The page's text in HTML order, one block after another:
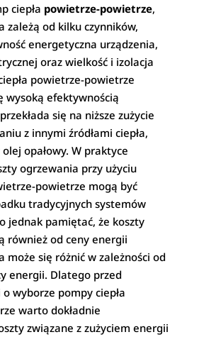
ciepła powietrze-powietrze,
zależą od kilku czynników,
energetyczna urządzenia,
oraz wielkość i izolacja
powietrze-powietrze
wysoką efektywnością
się na niższe zużycie
z innymi źródłami ciepła,
opałowy. W praktyce
ogrzewania przy użyciu
powietrze mogą być
tradycyjnych systemów
jednak pamiętać, że koszty
również od ceny energii
może się różnić w zależności od
energii. Dlatego przed
wyborze pompy ciepła
warto dokładnie
związane z zużyciem energii